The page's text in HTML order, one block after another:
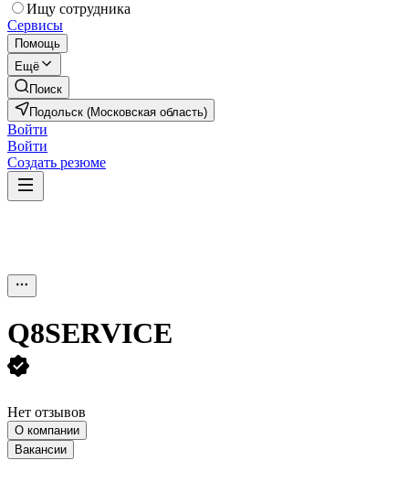
Ищу сотрудника
Сервисы
Помощь
Ещё
Поиск
Подольск (Московская область)
Войти
Войти
Создать резюме
Q8SERVICE
Нет отзывов
О компании
Вакансии